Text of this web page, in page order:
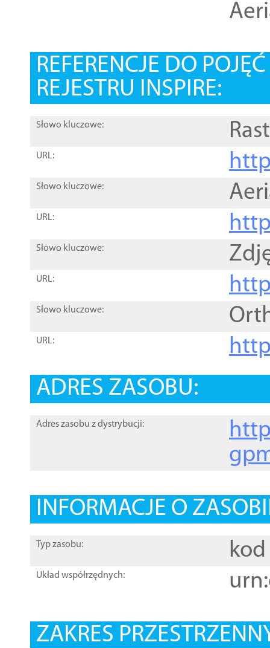
REFERENCJE DO
REJESTRU INSPIRE:
Słowo kluczowe:
URL:
Słowo kluczowe:
URL:
Słowo kluczowe:
URL:
Słowo kluczowe:
URL:
ADRES ZASOBU:
Adres zasobu z dystrybucji:
INFORMACJE O
Typ zasobu: kod
Układ współrzędnych:
ZAKRES